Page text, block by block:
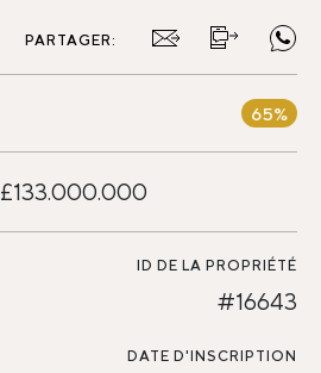
PARTAGER:
65%
£133.000.000
ID DE LA PROPRIÉTÉ
#16643
DATE D'INSCRIPTION